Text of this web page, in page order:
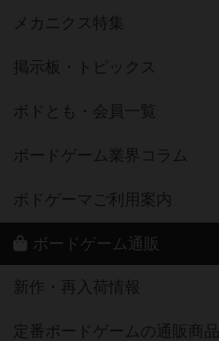
メカニクス特集
掲示板・トピックス
ボドとも・会員一覧
ボードゲーム業界コラム
ボドゲーマご利用案内
ボードゲーム通販
新作・再入荷情報
定番ボードゲームの通販商品